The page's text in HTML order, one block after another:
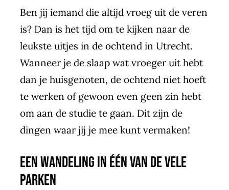
Ben jij iemand die altijd vroeg uit de veren
is? Dan is het tijd om te kijken naar de
leukste uitjes in de ochtend in Utrecht.
Wanneer je de slaap wat vroeger uit hebt
dan je huisgenoten, de ochtend niet hoeft
te werken of gewoon even geen zin hebt
om aan de studie te gaan. Dit zijn de
dingen waar jij je mee kunt vermaken!
Een wandeling in één van de vele
parken